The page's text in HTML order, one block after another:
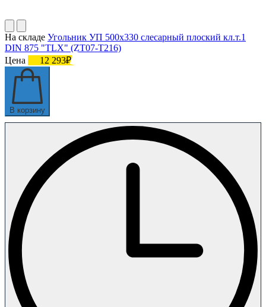
На складе Угольник УП 500х330 слесарный плоский кл.т.1
DIN 875 "TLX" (ZT07-T216)
Цена
12 293₽
В корзину